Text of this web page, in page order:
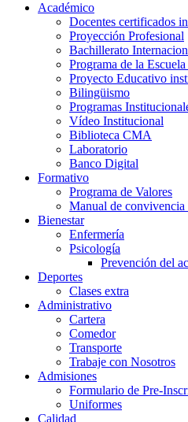
Académico
Docentes certificados
Proyección Profesional
Bachillerato
Programa de la
Proyecto Educativo
Bilingüismo
Programas
Vídeo Institucional
Biblioteca CMA
Laboratorio
Banco Digital
Formativo
Programa de Valores
Manual de
Bienestar
Enfermería
Psicología
Prevención del
Deportes
Clases extra
Administrativo
Cartera
Comedor
Transporte
Trabaje con Nosotros
Admisiones
Formulario de Pre-
Uniformes
Calidad